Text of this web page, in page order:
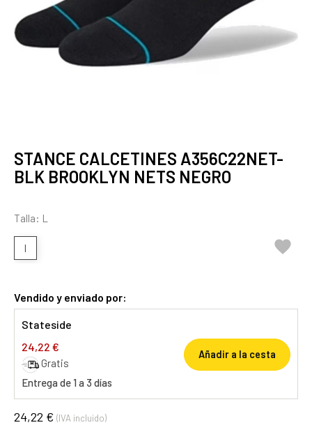
STANCE CALCETINES A356C22NET-
BLK BROOKLYN NETS NEGRO
Talla: L
l 
Vendido y enviado por:
Stateside
24,22 €
Gratis
Entrega de 1 a 3 días
Añadir a la cesta
24,22 € (IVA incluido)